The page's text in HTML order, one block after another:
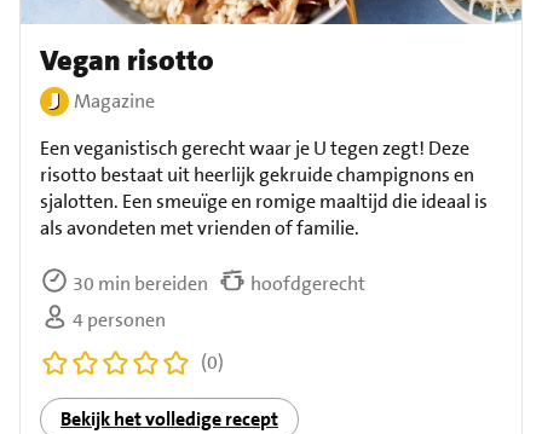
Vegan risotto
Magazine
Een veganistisch gerecht waar je U tegen zegt! Deze
risotto bestaat uit heerlijk gekruide champignons en
sjalotten. Een smeuïge en romige maaltijd die ideaal is
als avondeten met vrienden of familie.
30 min bereiden
hoofdgerecht
4 personen
(0)
Bekijk het volledige recept